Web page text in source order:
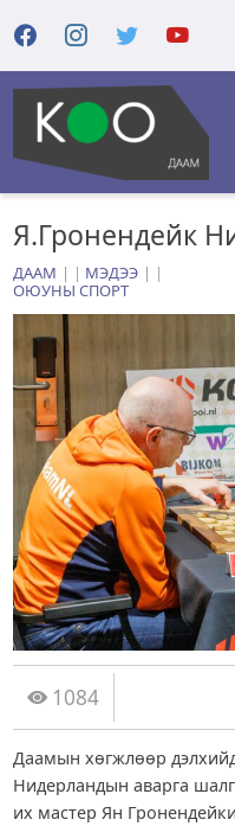
Я.Гронендейк
ДААМ | МЭДЭЭ
|
ОЮУНЫ СПОРТ
1084
Даамын хөгжлөөр
Нидерландын аварга
их мастер Ян